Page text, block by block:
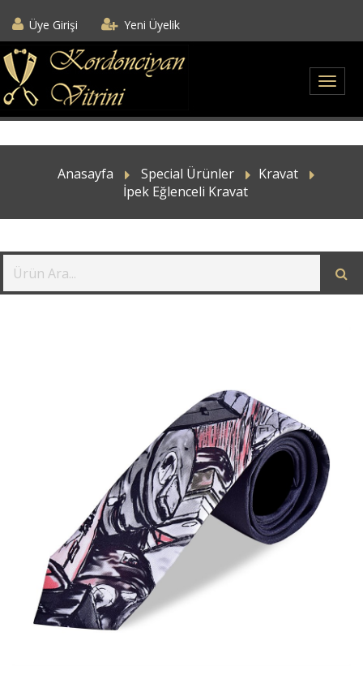
Üye Girişi Yeni Üyelik
Anasayfa Special Ürünler
Kravat
İpek Eğlenceli Kravat